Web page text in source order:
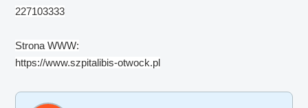
227103333
Strona WWW:
https://www.szpitalibis-otwock.pl